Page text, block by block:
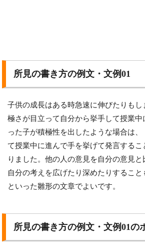
所見の書き方の例文・文例01
子供の成長はある時急速に伸びたりも
極さが目立って自分から挙手して授業
った子が積極性を出したような場合は、
て授業中に進んで手を挙げて発言する
りました。他の人の意見を自分の意見と
自分の考えを広げたり深めたりすること
といった雛形の文章でよいです。
所見の書き方の例文・文例01の